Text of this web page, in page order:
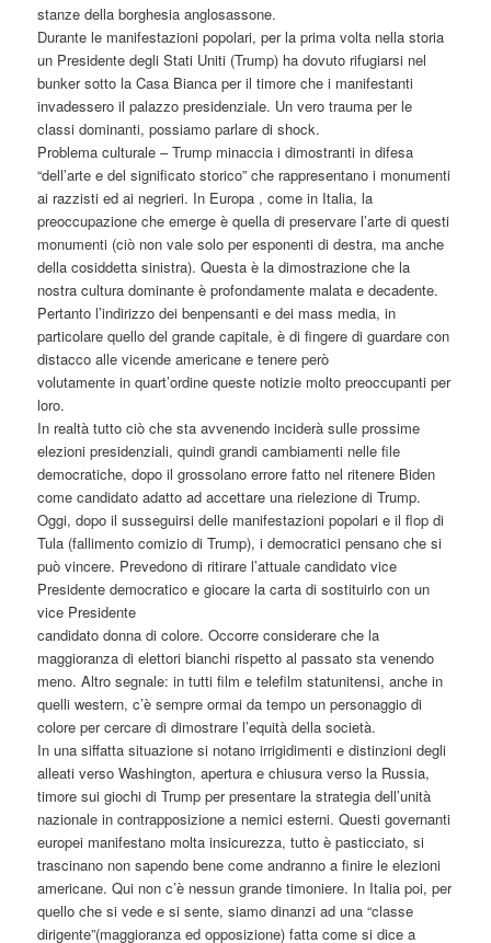
stanze della borghesia anglosassone.
Durante le manifestazioni popolari, per la prima volta nella storia
un Presidente degli Stati Uniti (Trump) ha dovuto rifugiarsi nel
bunker sotto la Casa Bianca per il timore che i manifestanti
invadessero il palazzo presidenziale. Un vero trauma per le
classi dominanti, possiamo parlare di shock.
Problema culturale – Trump minaccia i dimostranti in difesa
“dell’arte e del significato storico” che rappresentano i monumenti
ai razzisti ed ai negrieri. In Europa , come in Italia, la
preoccupazione che emerge è quella di preservare l’arte di questi
monumenti (ciò non vale solo per esponenti di destra, ma anche
della cosiddetta sinistra). Questa è la dimostrazione che la
nostra cultura dominante è profondamente malata e decadente.
Pertanto l’indirizzo dei benpensanti e dei mass media, in
particolare quello del grande capitale, è di fingere di guardare con
distacco alle vicende americane e tenere però
volutamente in quart’ordine queste notizie molto preoccupanti per
loro.
In realtà tutto ciò che sta avvenendo inciderà sulle prossime
elezioni presidenziali, quindi grandi cambiamenti nelle file
democratiche, dopo il grossolano errore fatto nel ritenere Biden
come candidato adatto ad accettare una rielezione di Trump.
Oggi, dopo il susseguirsi delle manifestazioni popolari e il flop di
Tula (fallimento comizio di Trump), i democratici pensano che si
può vincere. Prevedono di ritirare l’attuale candidato vice
Presidente democratico e giocare la carta di sostituirlo con un
vice Presidente
candidato donna di colore. Occorre considerare che la
maggioranza di elettori bianchi rispetto al passato sta venendo
meno. Altro segnale: in tutti film e telefilm statunitensi, anche in
quelli western, c’è sempre ormai da tempo un personaggio di
colore per cercare di dimostrare l’equità della società.
In una siffatta situazione si notano irrigidimenti e distinzioni degli
alleati verso Washington, apertura e chiusura verso la Russia,
timore sui giochi di Trump per presentare la strategia dell’unità
nazionale in contrapposizione a nemici esterni. Questi governanti
europei manifestano molta insicurezza, tutto è pasticciato, si
trascinano non sapendo bene come andranno a finire le elezioni
americane. Qui non c’è nessun grande timoniere. In Italia poi, per
quello che si vede e si sente, siamo dinanzi ad una “classe
dirigente”(maggioranza ed opposizione) fatta come si dice a